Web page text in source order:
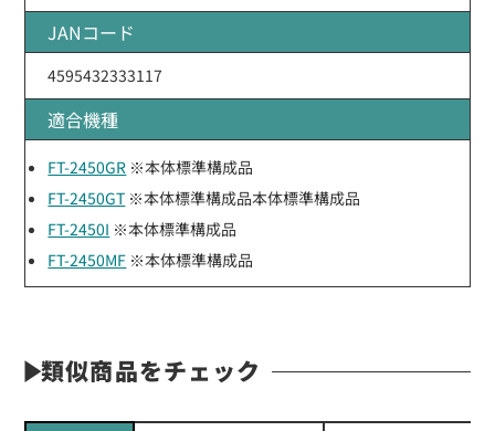
JANコード
4595432333117
適合機種
FT-2450GR ※本体標準構成品
FT-2450GT ※本体標準構成品本体標準構成品
FT-2450I ※本体標準構成品
FT-2450MF ※本体標準構成品
類似商品をチェック